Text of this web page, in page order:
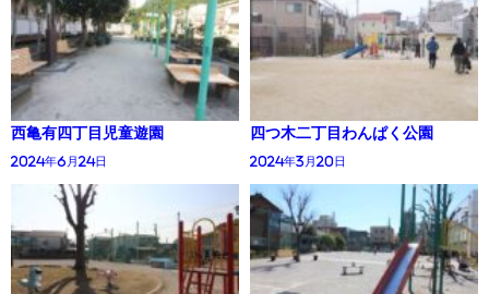
西亀有四丁目児童遊園
2024年6月24日
四つ木二丁目わんぱく公園
2024年3月20日